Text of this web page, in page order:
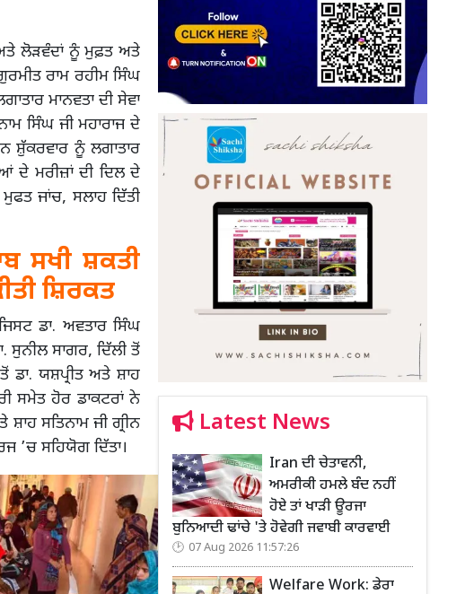
ਲੋੜਵੰਦਾਂ ਨੂੰ ਮੁਫ਼ਤ ਅਤੇ
ਰਾਮ ਰਹੀਮ ਸਿੰਘ
ਮਾਨਵਤਾ ਦੀ ਸੇਵਾ
ਸਿੰਘ ਜੀ ਮਹਾਰਾਜ ਦੇ
ਸ਼ੁੱਕਰਵਾਰ ਨੂੰ ਲਗਾਤਾਰ
ਦੇ ਮਰੀਜ਼ਾਂ ਦੀ ਦਿਲ ਦੇ
ਜਾਂਚ, ਸਲਾਹ ਦਿੱਤੀ
ਸਖੀ ਸ਼ਕਤੀ
ਸ਼ਿਰਕਤ
ਡਾ. ਅਵਤਾਰ ਸਿੰਘ
ਸੁਨੀਲ ਸਾਗਰ, ਦਿੱਲੀ ਤੋਂ
ਡਾ. ਯਸ਼ਪ੍ਰੀਤ ਅਤੇ ਸ਼ਾਹ
ਸਮੇਤ ਹੋਰ ਡਾਕਟਰਾਂ ਨੇ
ਸਤਿਨਾਮ ਜੀ ਗ੍ਰੀਨ
’ਚ ਸਹਿਯੋਗ ਦਿੱਤਾ।
Latest News
Iran ਦੀ ਚੇਤਾਵਨੀ,
ਅਮਰੀਕੀ ਹਮਲੇ ਬੰਦ ਨਹੀਂ
ਹੋਏ ਤਾਂ ਖਾੜੀ ਊਰਜਾ
ਬੁਨਿਆਦੀ ਢਾਂਚੇ 'ਤੇ ਹੋਵੇਗੀ ਜਵਾਬੀ ਕਾਰਵਾਈ
07 Aug 2026 11:57:26
Welfare Work: ਡੇਰਾ